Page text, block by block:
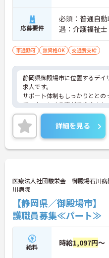
応募要件
必須：普通自
遇：介護福祉士
車通勤可 無資格OK 交通費支給
静岡県御殿場市に位置するデイ
求人です。
サポート体制もしっかりととの
てスタートする事ができますよ
ご興味のある方には、面接対策
に詳細をお話しいたしますので
ださい。
詳細を見る
医療法人社団駿栄会 御殿場石川病
川病院
【静岡県／御殿場市
護職員募集≪パート≫
給料 時給1,097円～